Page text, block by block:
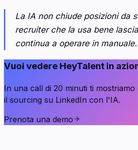
La IA non chiude posizioni da
recruiter che la usa bene
continua a operare in manuale.
Vuoi vedere HeyTalent in
In una call di 20 minuti ti
il sourcing su LinkedIn con l'IA.
Prenota una demo